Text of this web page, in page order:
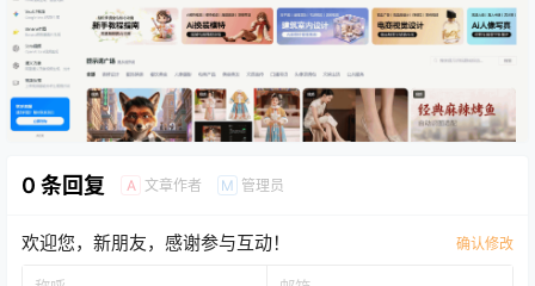
0 条回复 A 文章作者 M 管理员
欢迎您，新朋友，感谢参与互动！ 确认修改